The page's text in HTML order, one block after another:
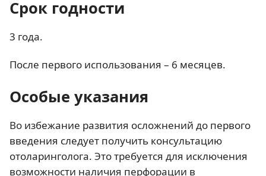
Срок годности
3 года.
После первого использования – 6 месяцев.
Особые указания
Во избежание развития осложнений до первого
введения следует получить консультацию
отоларинголога. Это требуется для исключения
возможности наличия перфорации в